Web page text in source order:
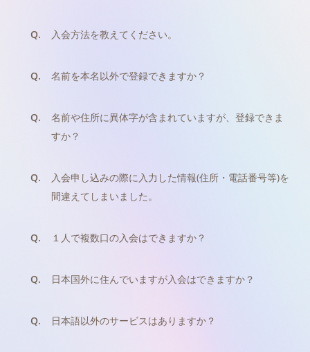
Q. 入会方法を教えてください。
Q. 名前を本名以外で登録できますか？
Q.
名前や住所に異体字が含まれていますが、登録できま
すか？
Q.
入会申し込みの際に入力した情報(住所・電話番号等)を
間違えてしまいました。
Q. １人で複数口の入会はできますか？
Q. 日本国外に住んでいますが入会はできますか？
Q. 日本語以外のサービスはありますか？